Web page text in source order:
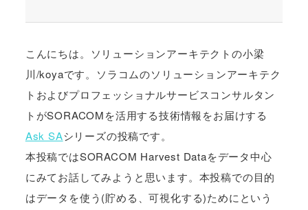
こんにちは。ソリューションアーキテクトの小梁
川/koyaです。ソラコムのソリューションアーキテク
トおよびプロフェッショナルサービスコンサルタン
トがSORACOMを活用する技術情報をお届けする
Ask SAシリーズの投稿です。
本投稿ではSORACOM Harvest Dataをデータ中心
にみてお話してみようと思います。本投稿での目的
はデータを使う(貯める、可視化する)ためにという